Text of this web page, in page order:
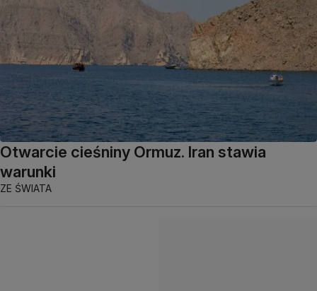
Otwarcie cieśniny Ormuz. Iran stawia
warunki
ZE ŚWIATA